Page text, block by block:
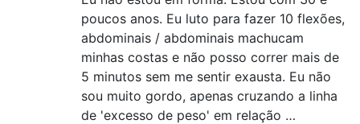
poucos anos. Eu luto para fazer 10 flexões,
abdominais / abdominais machucam
minhas costas e não posso correr mais de
5 minutos sem me sentir exausta. Eu não
sou muito gordo, apenas cruzando a linha
de 'excesso de peso' em relação …